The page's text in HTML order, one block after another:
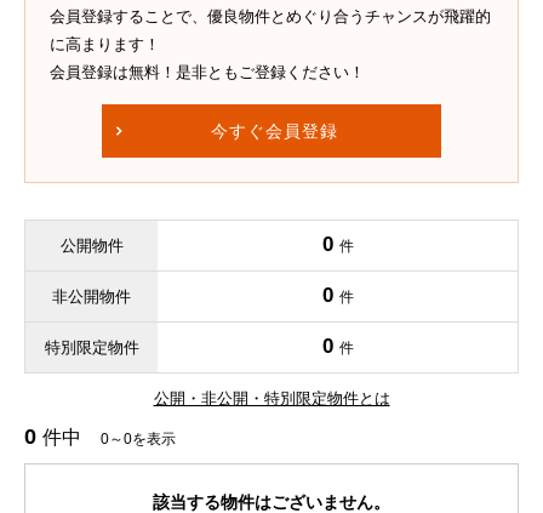
会員登録することで、優良物件とめぐり合うチャンスが飛躍的
に高まります！
会員登録は無料！是非ともご登録ください！
今すぐ会員登録
公開物件 0 件
非公開物件 0 件
特別限定物件 0 件
公開・非公開・特別限定物件とは
0 件中 0～0を表示
該当する物件はございません。